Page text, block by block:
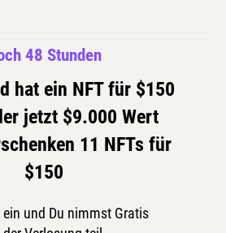
48 Stunden
hat ein NFT für $150
jetzt $9.000 Wert
11 NFTs für
$150
ein und Du nimmst Gratis